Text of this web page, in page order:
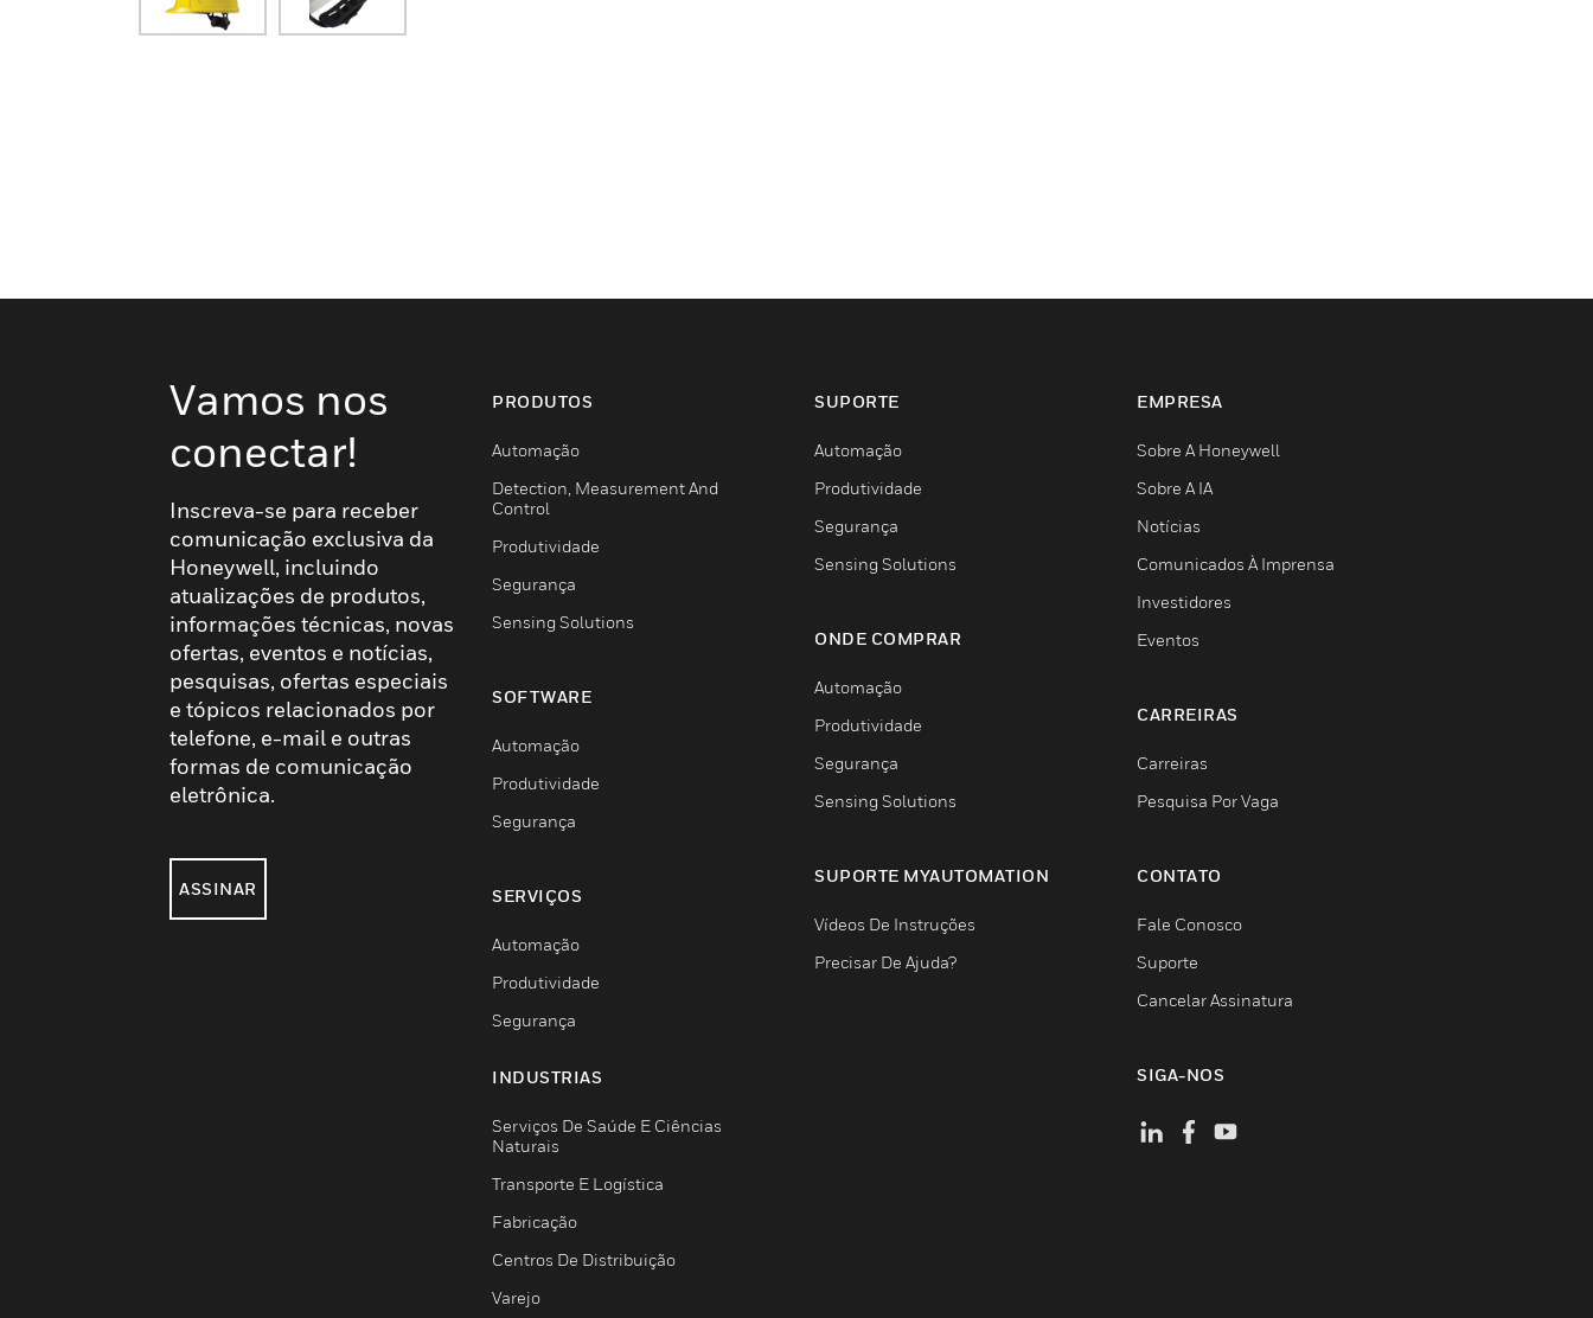
Vamos nos
conectar!
Inscreva-se para receber
comunicação exclusiva da
Honeywell, incluindo
atualizações de produtos,
informações técnicas, novas
ofertas, eventos e notícias,
pesquisas, ofertas especiais
e tópicos relacionados por
telefone, e-mail e outras
formas de comunicação
eletrônica.
ASSINAR
PRODUTOS
Automação
Detection, Measurement And
Control
Produtividade
Segurança
Sensing Solutions
SOFTWARE
Automação
Produtividade
Segurança
SERVIÇOS
Automação
Produtividade
Segurança
INDUSTRIAS
Serviços De Saúde E Ciências
Naturais
Transporte E Logística
Fabricação
Centros De Distribuição
Varejo
SUPORTE
Automação
Produtividade
Segurança
Sensing Solutions
ONDE COMPRAR
Automação
Produtividade
Segurança
Sensing Solutions
SUPORTE MYAUTOMATION
Vídeos De Instruções
Precisar De Ajuda?
EMPRESA
Sobre A Honeywell
Sobre A IA
Notícias
Comunicados À Imprensa
Investidores
Eventos
CARREIRAS
Carreiras
Pesquisa Por Vaga
CONTATO
Fale Conosco
Suporte
Cancelar Assinatura
SIGA-NOS